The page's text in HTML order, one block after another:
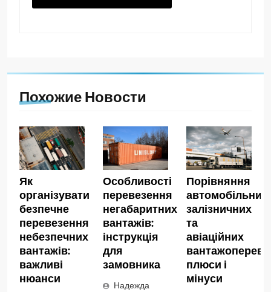
Похожие Новости
Як
організувати
безпечне
перевезення
небезпечних
вантажів:
важливі
нюанси
Особливості
перевезення
негабаритних
вантажів:
інструкція
для
замовника
Надежда
Порівняння
автомобільних,
залізничних
та
авіаційних
плюси і
мінуси